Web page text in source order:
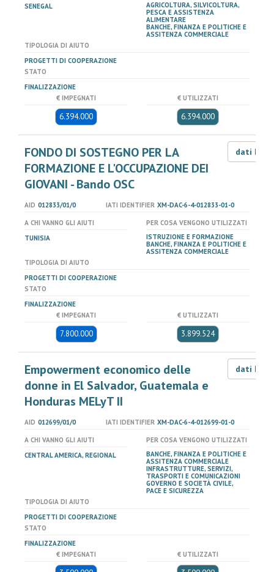
SENEGAL
AGRICOLTURA, SILVICOLTURA,
PESCA E ASSISTENZA
ALIMENTARE
BANCHE, FINANZA E POLITICHE E
ASSITENZA COMMERCIALE
TIPOLOGIA DI AIUTO
PROGETTI DI COOPERAZIONE
STATO
FINALIZZAZIONE
€ IMPEGNATI
6.394.000
€ UTILIZZATI
6.394.000
FONDO DI SOSTEGNO PER LA
FORMAZIONE E L'OCCUPAZIONE DEI
GIOVANI - Bando OSC
dati LOD
AID 012833/01/0 IATI IDENTIFIER XM-DAC-6-4-012833-01-0
A CHI VANNO GLI AIUTI
TUNISIA
PER COSA VENGONO UTILIZZATI
ISTRUZIONE E FORMAZIONE
BANCHE, FINANZA E POLITICHE E
ASSITENZA COMMERCIALE
TIPOLOGIA DI AIUTO
PROGETTI DI COOPERAZIONE
STATO
FINALIZZAZIONE
€ IMPEGNATI
7.800.000
€ UTILIZZATI
3.899.524
Empowerment economico delle
donne in El Salvador, Guatemala e
Honduras MELyT II
dati LOD
AID 012699/01/0 IATI IDENTIFIER XM-DAC-6-4-012699-01-0
A CHI VANNO GLI AIUTI
CENTRAL AMERICA, REGIONAL
PER COSA VENGONO UTILIZZATI
BANCHE, FINANZA E POLITICHE E
ASSITENZA COMMERCIALE
INFRASTRUTTURE, SERVIZI,
TRASPORTI E COMUNICAZIONI
GOVERNO E SOCIETÀ CIVILE,
PACE E SICUREZZA
TIPOLOGIA DI AIUTO
PROGETTI DI COOPERAZIONE
STATO
FINALIZZAZIONE
€ IMPEGNATI
€ UTILIZZATI